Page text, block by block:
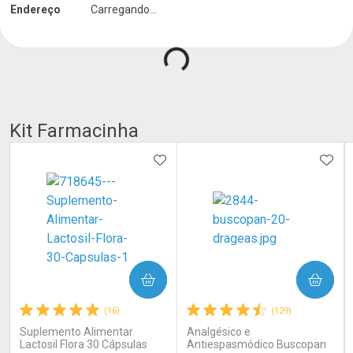
Endereço Carregando...
Kit Farmacinha
(16)
Suplemento Alimentar
Lactosil Flora 30 Cápsulas
ADICIONAR AOS FAVORITOS
COMPRAR
(129)
Analgésico e
Antiespasmódico Buscopan
COMPRAR